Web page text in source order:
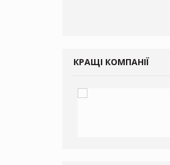
КРАЩІ КОМПАНІЇ